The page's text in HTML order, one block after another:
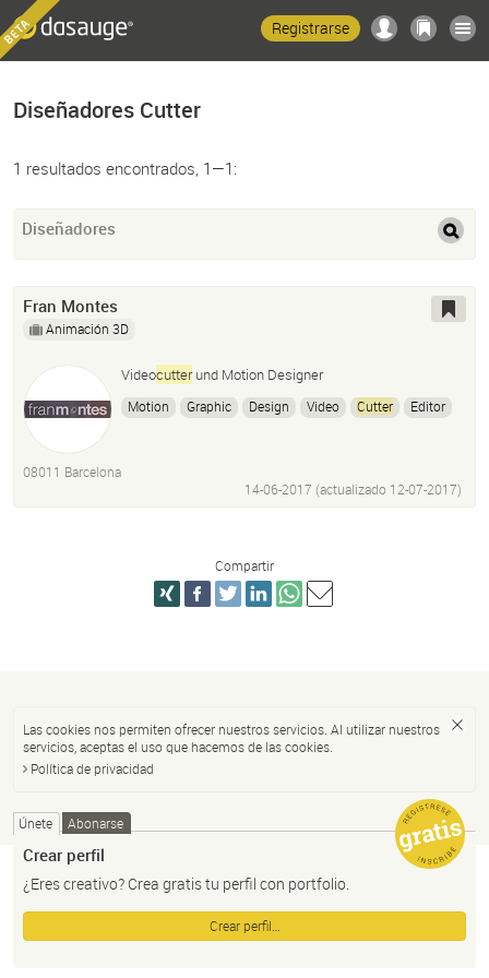
Registrarse
Diseñadores Cutter
1 resultados encontrados, 1—1:
Diseñadores
Fran Montes
Animación 3D
Videocutterund Motion Designer
Motion Graphic Design Video Cutter Editor
08011 Barcelona
14-06-2017 (actualizado 12-07-2017)
Compartir
Las cookies nos permiten ofrecer nuestros servicios. Al utilizar nuestros
servicios, aceptas el uso que hacemos de las cookies.
Política de privacidad
Únete Abonarse
Crear perfil
¿Eres creativo? Crea gratis tu perfil con portfolio.
Crear perfil…